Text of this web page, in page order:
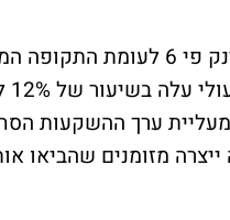
הרווח של ברקשייר ברבעון הראשון
ערך ההשקעות
ייצרה מזומנים